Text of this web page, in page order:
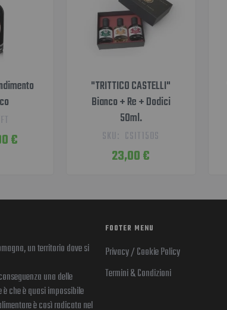
€
"TRITTICO CASTELLI"
Bianco + Re + Dodici
50ml.
SKU: CSIT150S
23,00 €
un territorio dove si
una delle
che è quasi impossibile
è così radicata nel
FOOTER MENU
Privacy / Cookie Policy
Termini & Condizioni